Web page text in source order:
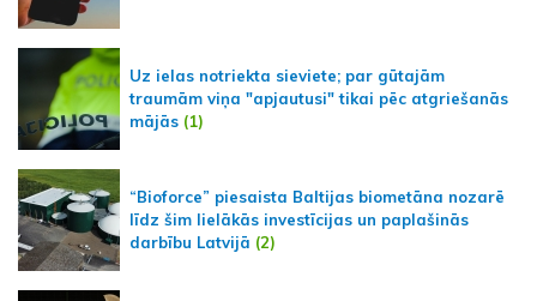
Uz ielas notriekta sieviete; par gūtajām
traumām viņa "apjautusi" tikai pēc atgriešanās
mājās (1)
“Bioforce” piesaista Baltijas biometāna nozarē
līdz šim lielākās investīcijas un paplašinās
darbību Latvijā (2)